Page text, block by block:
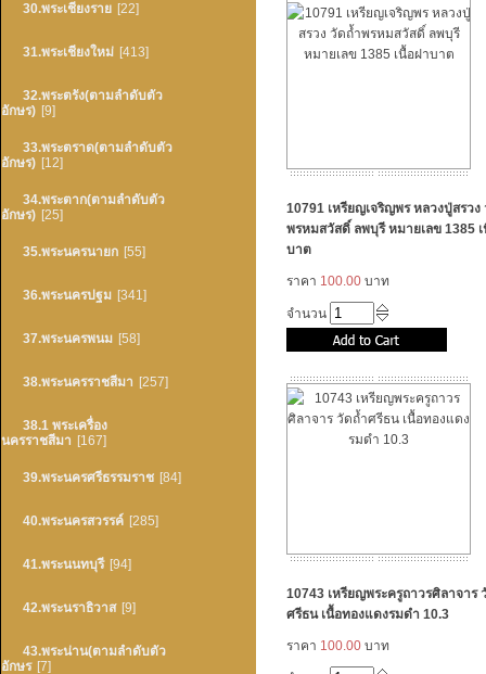
30.พระเชียงราย [22]
31.พระเชียงใหม่ [413]
32.พระตรัง(ตามลำดับตัว
อักษร) [9]
33.พระตราด(ตามลำดับตัว
อักษร) [12]
34.พระตาก(ตามลำดับตัว
อักษร) [25]
35.พระนครนายก [55]
36.พระนครปฐม [341]
37.พระนครพนม [58]
38.พระนครราชสีมา [257]
38.1 พระเครื่อง
นครราชสีมา [167]
39.พระนครศรีธรรมราช [84]
40.พระนครสวรรค์ [285]
41.พระนนทบุรี [94]
42.พระนราธิวาส [9]
43.พระน่าน(ตามลำดับตัว
อักษร [7]
10791 เหรียญเจริญพร หลวงปู่สรวง
พรหมสวัสดิ์ ลพบุรี หมายเลข 1385
บาต
ราคา 100.00 บาท
จำนวน
10743 เหรียญพระครูถาวรศิลาจาร
ศรีธน เนื้อทองแดงรมดำ 10.3
ราคา 100.00 บาท